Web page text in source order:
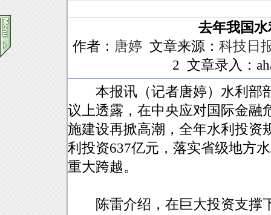
去年我国
作者： 唐婷 文章来源： 科技日
2 文章录入：
本报讯（记者唐婷）水利部
议上透露，在中央应对国际金融
施建设再掀高潮，全年水利投资
利投资637亿元，落实省级地方
重大跨越。
陈雷介绍，在巨大投资支撑